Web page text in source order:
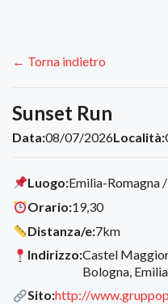
← Torna indietro
Sunset Run
Data:08/07/2026Località:
Luogo:Emilia-Romagna
Orario:19,30
Distanza/e:7km
Indirizzo:Castel
Bologna,
Sito:http://